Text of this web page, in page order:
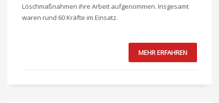
Löschmaßnahmen ihre Arbeit aufgenommen. Insgesamt
waren rund 60 Kräfte im Einsatz.
MEHR ERFAHREN